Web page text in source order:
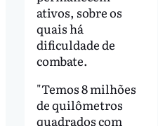
ativos, sobre os
quais há
dificuldade de
combate.
"Temos 8 milhões
de quilômetros
quadrados com